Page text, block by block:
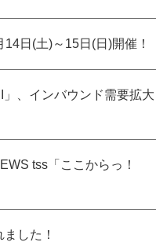
日(土)～15日(日)開催！
、インバウンド需要拡大
tss「ここからっ！
した！